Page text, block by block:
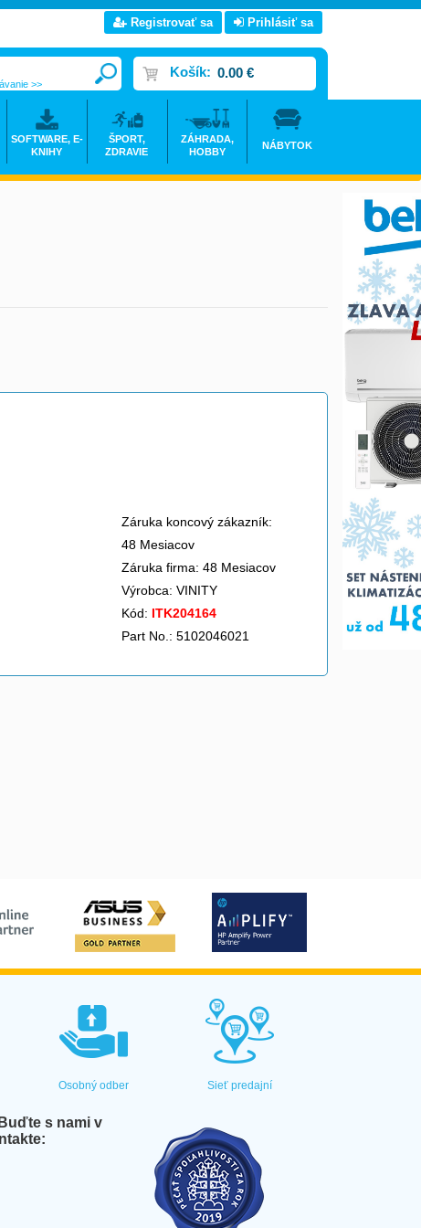
Záruka koncový zákazník:
48 Mesiacov
Záruka firma: 48 Mesiacov
Výrobca: VINITY
Kód: ITK204164
Part No.: 5102046021
Registrovať sa Prihlásiť sa
Košík: 0.00 €
>>
SOFTWARE, E-
KNIHY
ŠPORT,
ZDRAVIE
ZÁHRADA,
HOBBY
NÁBYTOK
Osobný odber Sieť predajní
Buďte s nami v